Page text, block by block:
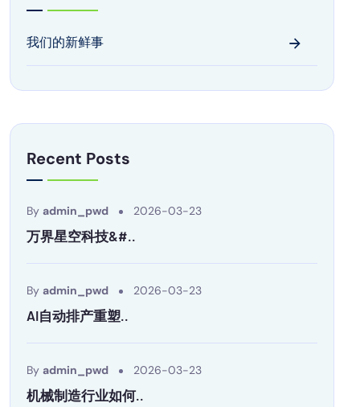
我们的新鲜事
Recent Posts
By admin_pwd 2026-03-23
万界星空科技&#..
By admin_pwd 2026-03-23
AI自动排产重塑..
By admin_pwd 2026-03-23
机械制造行业如何..